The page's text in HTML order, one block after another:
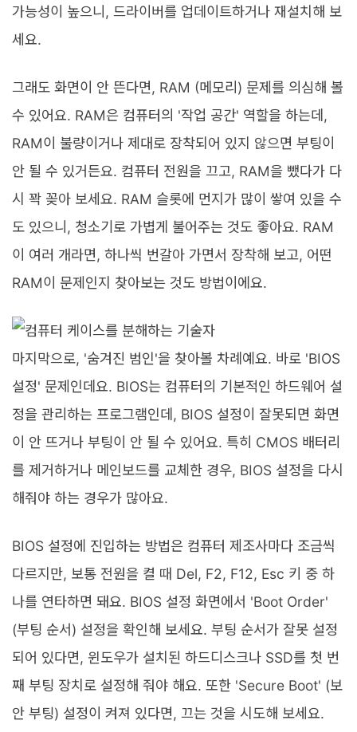
가능성이 높으니, 드라이버를 업데이트하거나 재설치해 보
세요.
그래도 화면이 안 뜬다면, RAM (메모리) 문제를 의심해 볼
수 있어요. RAM은 컴퓨터의 '작업 공간' 역할을 하는데,
RAM이 불량이거나 제대로 장착되어 있지 않으면 부팅이
안 될 수 있거든요. 컴퓨터 전원을 끄고, RAM을 뺐다가 다
시 꽉 꽂아 보세요. RAM 슬롯에 먼지가 많이 쌓여 있을 수
도 있으니, 청소기로 가볍게 불어주는 것도 좋아요. RAM
이 여러 개라면, 하나씩 번갈아 가면서 장착해 보고, 어떤
RAM이 문제인지 찾아보는 것도 방법이에요.
마지막으로, '숨겨진 범인'을 찾아볼 차례예요. 바로 'BIOS
설정' 문제인데요. BIOS는 컴퓨터의 기본적인 하드웨어 설
정을 관리하는 프로그램인데, BIOS 설정이 잘못되면 화면
이 안 뜨거나 부팅이 안 될 수 있어요. 특히 CMOS 배터리
를 제거하거나 메인보드를 교체한 경우, BIOS 설정을 다시
해줘야 하는 경우가 많아요.
BIOS 설정에 진입하는 방법은 컴퓨터 제조사마다 조금씩
다르지만, 보통 전원을 켤 때 Del, F2, F12, Esc 키 중 하
나를 연타하면 돼요. BIOS 설정 화면에서 'Boot Order'
(부팅 순서) 설정을 확인해 보세요. 부팅 순서가 잘못 설정
되어 있다면, 윈도우가 설치된 하드디스크나 SSD를 첫 번
째 부팅 장치로 설정해 줘야 해요. 또한 'Secure Boot' (보
안 부팅) 설정이 켜져 있다면, 끄는 것을 시도해 보세요.